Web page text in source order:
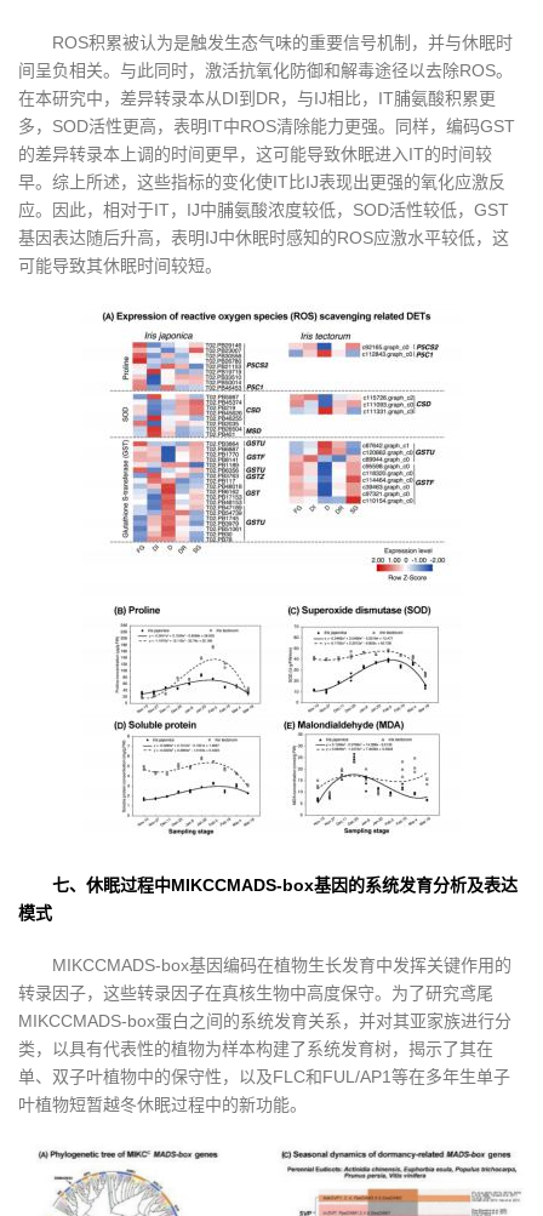
ROS积累被认为是触发生态气味的重要信号机制，并与休眠时
间呈负相关。与此同时，激活抗氧化防御和解毒途径以去除ROS。
在本研究中，差异转录本从DI到DR，与IJ相比，IT脯氨酸积累更
多，SOD活性更高，表明IT中ROS清除能力更强。同样，编码GST
的差异转录本上调的时间更早，这可能导致休眠进入IT的时间较
早。综上所述，这些指标的变化使IT比IJ表现出更强的氧化应激反
应。因此，相对于IT，IJ中脯氨酸浓度较低，SOD活性较低，GST
基因表达随后升高，表明IJ中休眠时感知的ROS应激水平较低，这
可能导致其休眠时间较短。
七、休眠过程中MIKCCMADS-box基因的系统发育分析及表达
模式
MIKCCMADS-box基因编码在植物生长发育中发挥关键作用的
转录因子，这些转录因子在真核生物中高度保守。为了研究鸢尾
MIKCCMADS-box蛋白之间的系统发育关系，并对其亚家族进行分
类，以具有代表性的植物为样本构建了系统发育树，揭示了其在
单、双子叶植物中的保守性，以及FLC和FUL/AP1等在多年生单子
叶植物短暂越冬休眠过程中的新功能。